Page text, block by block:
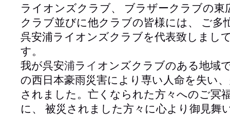
ライオンズクラブ、 ブラザークラブの東
クラブ並びに他クラブの皆様には、 ご多
呉安浦ライオンズクラブを代表致しまし
す。
我が呉安浦ラ イ オンズクラブのある地域
の西日本豪雨災害により専い人命を失い
されました。亡くなられた方々へのご冥
に、 被災されました方々に心より御見舞